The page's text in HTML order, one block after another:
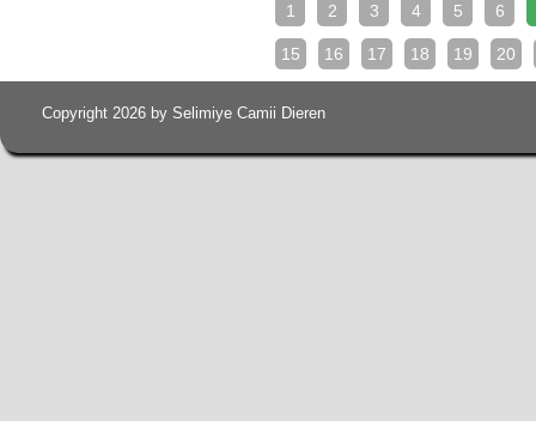
1 2 3 4 5 6
15 16 17 18 19 20
Copyright 2026 by Selimiye Camii Dieren